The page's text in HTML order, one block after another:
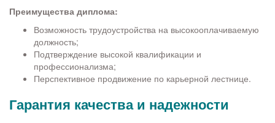
Преимущества диплома:
Возможность трудоустройства на высокооплачиваемую
должность;
Подтверждение высокой квалификации и
профессионализма;
Перспективное продвижение по карьерной лестнице.
Гарантия качества и надежности